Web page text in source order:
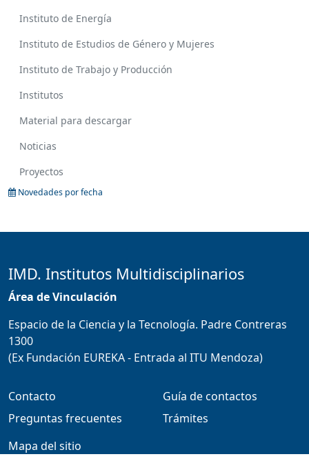
Instituto de Energía
Instituto de Estudios de Género y Mujeres
Instituto de Trabajo y Producción
Institutos
Material para descargar
Noticias
Proyectos
Novedades por fecha
IMD. Institutos Multidisciplinarios
Área de Vinculación
Espacio de la Ciencia y la Tecnología. Padre Contreras
1300
(Ex Fundación EUREKA - Entrada al ITU Mendoza)
Contacto
Preguntas frecuentes
Guía de contactos
Trámites
Mapa del sitio